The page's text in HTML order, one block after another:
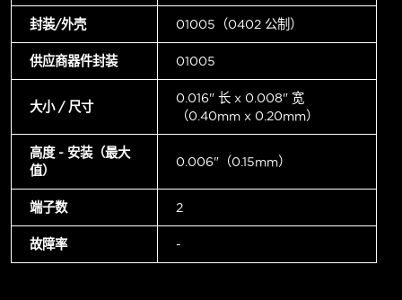
封装/外壳 01005（0402 公制）
供应商器件封装 01005
大小 / 尺寸
0.016" 长 x 0.008" 宽
（0.40mm x 0.20mm）
高度 - 安装（最大
值）
0.006"（0.15mm）
端子数 2
故障率 -